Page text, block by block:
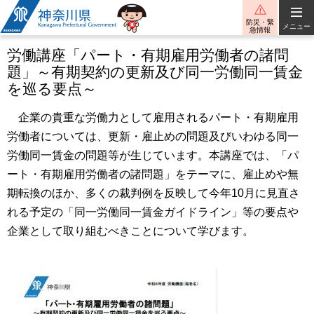
神奈川県
防災・緊
急情報
メニュー
労働講座「パート・有期雇用労働者の諸問
題」～有期契約の更新及び同一労働同一賃金
を巡る要点～
企業の貴重な労働力として雇用されるパート・有期雇用
労働者については、更新・雇止めの問題及びいわゆる同一
労働同一賃金の問題等が生じています。本講座では、「パ
ート・有期雇用労働者の諸問題」をテーマに、雇止めや無
期転換のほか、多くの裁判例を反映して今年10月に見直さ
れる予定の「同一労働同一賃金ガイドライン」等の要点や
企業として取り組むべきことについて学びます。